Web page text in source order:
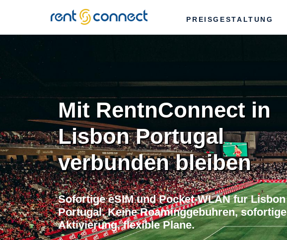
RENT'N
CONNECT
PREISGESTALTUNG
Mit RentnConnect in
Lisbon Portugal
verbunden bleiben
Sofortige eSIM und Pocket-WLAN fur Lisbon
Portugal. Keine Roaminggebuhren, sofortige
Aktivierung, flexible Plane.